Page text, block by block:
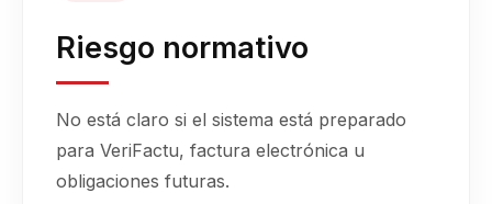
Riesgo normativo
No está claro si el sistema está preparado
para VeriFactu, factura electrónica u
obligaciones futuras.